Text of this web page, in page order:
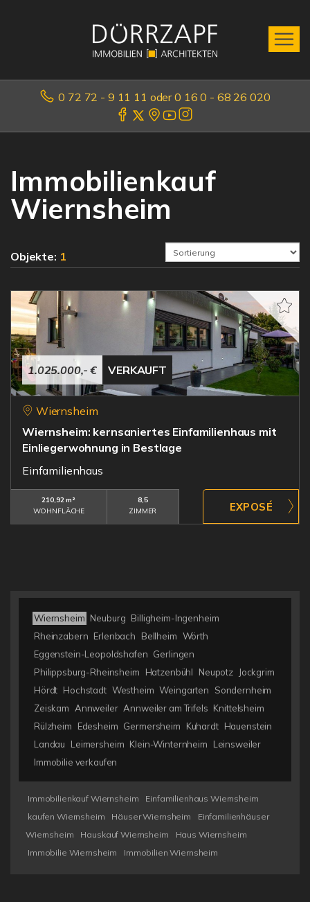
0 72 72 - 9 11 11 oder 0 16 0 - 68 26 020
Immobilienkauf
Wiernsheim
Objekte: 1
1.025.000,- € VERKAUFT
Wiernsheim
Wiernsheim: kernsaniertes Einfamilienhaus mit
Einliegerwohnung in Bestlage
Einfamilienhaus
210,92 m²
WOHNFLÄCHE
8,5
ZIMMER
Wiernsheim Neuburg Billigheim-Ingenheim
Rheinzabern Erlenbach Bellheim Wörth
Eggenstein-Leopoldshafen Gerlingen
Philippsburg-Rheinsheim
Hatzenbühl Neupotz
Jockgrim
Hördt Hochstadt Westheim Weingarten
Sondernheim
Zeiskam
Annweiler Annweiler am Trifels Knittelsheim
Rülzheim
Edesheim Germersheim Kuhardt Hauenstein
Landau
Leimersheim Klein-Winternheim
Leinsweiler
Immobilie verkaufen
Immobilienkauf Wiernsheim
Einfamilienhaus Wiernsheim
kaufen Wiernsheim
Häuser Wiernsheim
Einfamilienhäuser
Wiernsheim
Hauskauf Wiernsheim
Haus Wiernsheim
Immobilie Wiernsheim
Immobilien Wiernsheim